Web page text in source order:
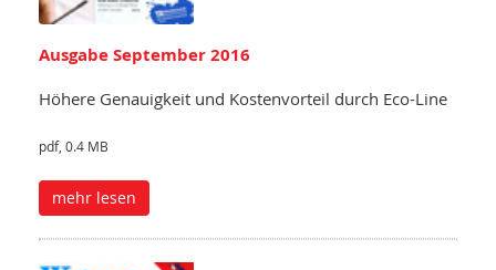
Ausgabe September 2016
Höhere Genauigkeit und Kostenvorteil durch Eco-Line
pdf, 0.4 MB
mehr lesen